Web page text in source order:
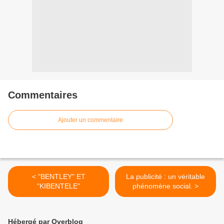
Commentaires
Ajouter un commentaire
< "BENTLEY" ET
"KIBENTELE"
La publicité : un véritable
phénomène social. >
Hébergé par Overblog